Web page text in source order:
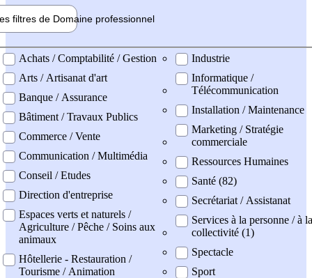
filtres de Domaine professionnel
professionel
Achats / Comptabilité / Gestion
Arts / Artisanat d'art
Banque / Assurance
Bâtiment / Travaux Publics
Commerce / Vente
Communication / Multimédia
Conseil / Etudes
Direction d'entreprise
Espaces verts et naturels /
Agriculture / Pêche / Soins aux
animaux
Hôtellerie - Restauration /
Tourisme / Animation
Industrie
Informatique /
Télécommunication
Installation / Maintenance
Marketing / Stratégie
commerciale
Ressources Humaines
Santé (82)
Secrétariat / Assistanat
Services à la personne / à la
collectivité (1)
Spectacle
Sport